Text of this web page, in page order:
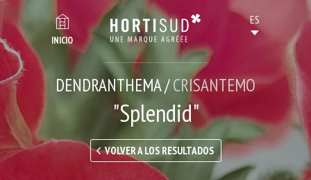
INICIO
DENDRANTHEMA /CRISANTEMO
"Splendid"
VOLVER A LOS RESULTADOS